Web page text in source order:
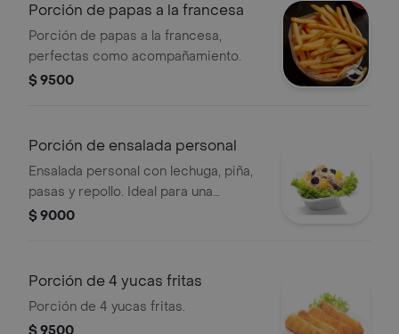
Porción de papas a la francesa
Porción de papas a la francesa,
perfectas como acompañamiento.
$ 9500
Porción de ensalada personal
Ensalada personal con lechuga, piña,
pasas y repollo. Ideal para una
porción individual.
$ 9000
Porción de 4 yucas fritas
Porción de 4 yucas fritas.